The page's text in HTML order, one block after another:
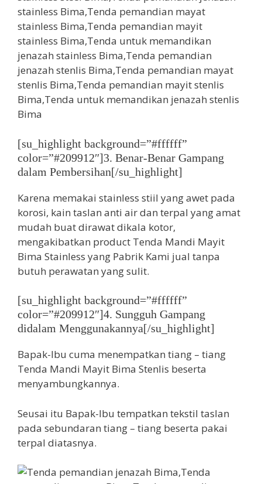
[su_highlight background=”#ffffff”
color=”#209912″]3. Benar-Benar Gampang
dalam Pembersihan[/su_highlight]
Karena memakai stainless stiil yang awet pada
korosi, kain taslan anti air dan terpal yang amat
mudah buat dirawat dikala kotor,
mengakibatkan product Tenda Mandi Mayit
Bima Stainless yang Pabrik Kami jual tanpa
butuh perawatan yang sulit.
[su_highlight background=”#ffffff”
color=”#209912″]4. Sungguh Gampang
didalam Menggunakannya[/su_highlight]
Bapak-Ibu cuma menempatkan tiang – tiang
Tenda Mandi Mayit Bima Stenlis beserta
menyambungkannya.
Seusai itu Bapak-Ibu tempatkan tekstil taslan
pada sebundaran tiang – tiang beserta pakai
terpal diatasnya.